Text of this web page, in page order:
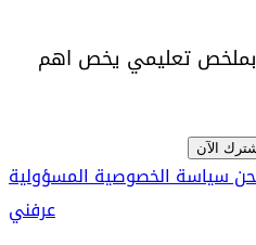
تعليمي يخص اهم
الآن
سياسة الخصوصيةالمسؤولية
عرفني